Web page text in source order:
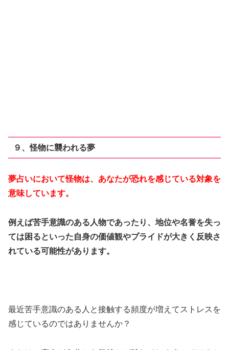
９、怪物に襲われる夢
夢占いにおいて怪物は、あなたが恐れを感じている対象を
意味しています。
例えば苦手意識のある人物であったり、地位や名誉を失っ
ては困るといった自身の価値観やプライドが大きく反映さ
れている可能性があります。
最近苦手意識のある人と接触する頻度が増えてストレスを
感じているのではありませんか？